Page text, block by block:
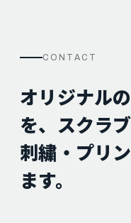
CONTACT
オリジナル
を、スクラ
刺繍・プリ
ます。